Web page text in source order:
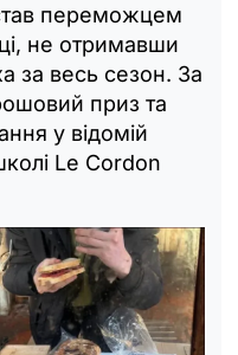
переможцем
не отримавши
за весь сезон. За
приз та
у відомій
Le Cordon